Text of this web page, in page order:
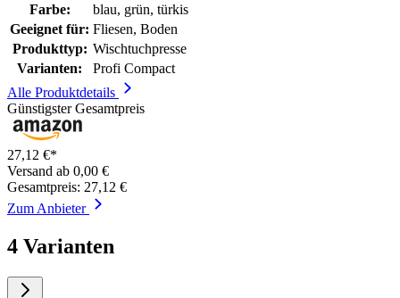
Farbe:
blau, grün, türkis
Geeignet für: Fliesen, Boden
Produkttyp: Wischtuchpresse
Varianten:
Profi Compact
Alle Produktdetails
Günstigster Gesamtpreis
27,12 €*
Versand ab 0,00 €
Gesamtpreis: 27,12 €
Zum Anbieter
4 Varianten